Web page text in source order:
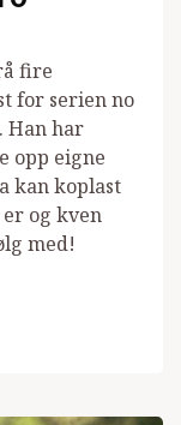
fire
for serien no
Han har
opp eigne
kan koplast
og kven
med!